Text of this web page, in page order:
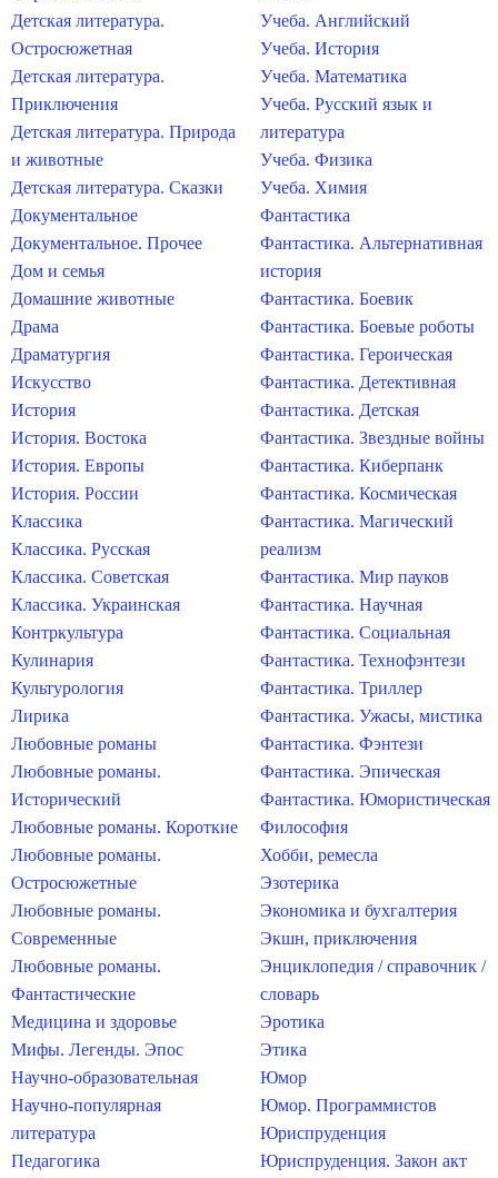
Детская литература.
Остросюжетная
Детская литература.
Приключения
Детская литература. Природа
и животные
Детская литература. Сказки
Документальное
Документальное. Прочее
Дом и семья
Домашние животные
Драма
Драматургия
Искусство
История
История. Востока
История. Европы
История. России
Классика
Классика. Русская
Классика. Советская
Классика. Украинская
Контркультура
Кулинария
Культурология
Лирика
Любовные романы
Любовные романы.
Исторический
Любовные романы. Короткие
Любовные романы.
Остросюжетные
Любовные романы.
Современные
Любовные романы.
Фантастические
Медицина и здоровье
Мифы. Легенды. Эпос
Научно-образовательная
Научно-популярная
литература
Педагогика
Учеба. Английский
Учеба. История
Учеба. Математика
Учеба. Русский язык и
литература
Учеба. Физика
Учеба. Химия
Фантастика
Фантастика. Альтернативная
история
Фантастика. Боевик
Фантастика. Боевые роботы
Фантастика. Героическая
Фантастика. Детективная
Фантастика. Детская
Фантастика. Звездные войны
Фантастика. Киберпанк
Фантастика. Космическая
Фантастика. Магический
реализм
Фантастика. Мир пауков
Фантастика. Научная
Фантастика. Социальная
Фантастика. Технофэнтези
Фантастика. Триллер
Фантастика. Ужасы, мистика
Фантастика. Фэнтези
Фантастика. Эпическая
Фантастика. Юмористическая
Философия
Хобби, ремесла
Эзотерика
Экономика и бухгалтерия
Экшн, приключения
Энциклопедия / справочник /
словарь
Эротика
Этика
Юмор
Юмор. Программистов
Юриспруденция
Юриспруденция. Закон акт